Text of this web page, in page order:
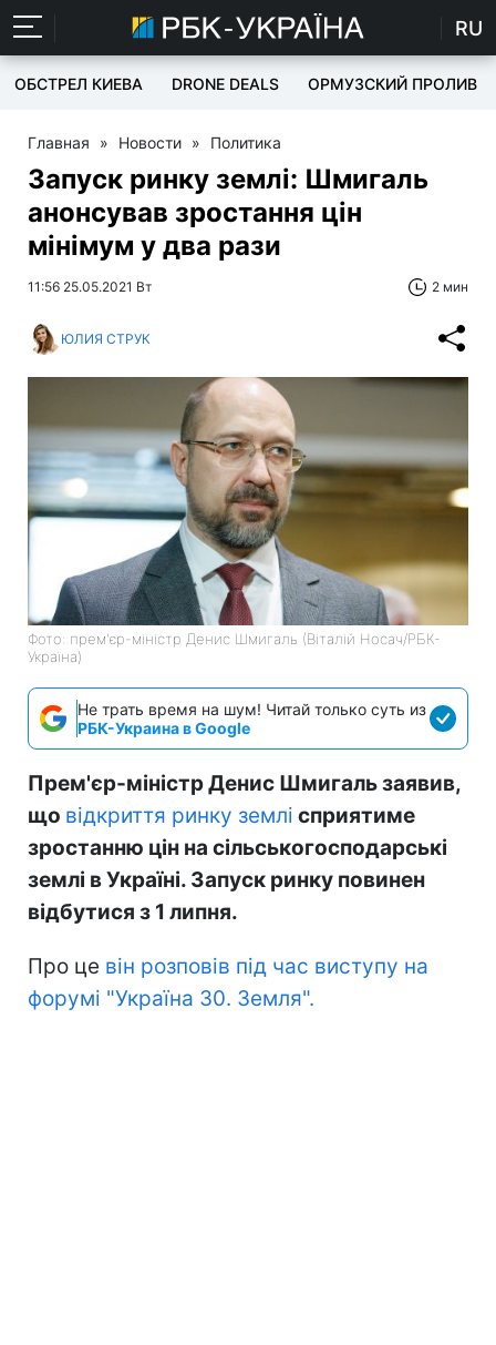
RU
ОБСТРЕЛ КИЕВА DRONE DEALS ОРМУЗСКИЙ ПРОЛИВ
Главная » Новости » Политика
Запуск ринку землі: Шмигаль
анонсував зростання цін
мінімум у два рази
11:56 25.05.2021 Вт 2 мин
ЮЛИЯ СТРУК
Фото: прем'єр-міністр Денис Шмигаль (Віталій Носач/РБК-
Україна)
Не трать время на шум! Читай только суть из
РБК-Украина в Google
Прем'єр-міністр Денис Шмигаль заявив,
що відкриття ринку землі сприятиме
зростанню цін на сільськогосподарські
землі в Україні. Запуск ринку повинен
відбутися з 1 липня.
Про це він розповів під час виступу на
форумі "Україна 30. Земля".